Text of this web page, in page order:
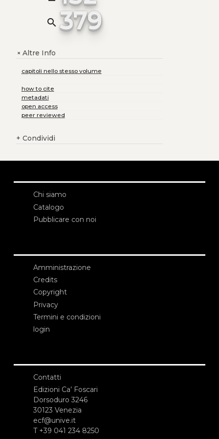
search 379
+Altre Info
capitoli nello stesso volume
how to cite
metadati
open access
peer reviewed
+ Condividi
Chi siamo
Catalogo
Pubblicare con noi
Amministrazione
Credits
Copyright
Privacy
Termini e condizioni
login
Contatti
Edizioni Ca’ Foscari
Dorsoduro 3246
30123 Venezia
ecf@unive.it
T +39 041 234 8250